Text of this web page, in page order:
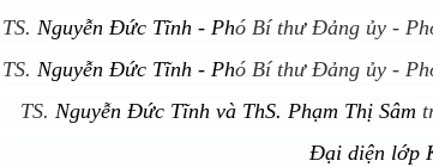
TS. Nguyễn Đức Tĩnh - Phó Bí thư Đảng ủy -
TS. Nguyễn Đức Tĩnh - Phó Bí thư Đảng ủy -
TS. Nguyễn Đức Tĩnh và ThS. Phạm Thị Sâm
Đại diện lớp